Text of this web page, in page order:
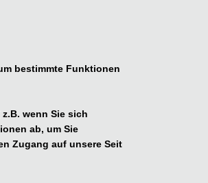
bestimmte Funktionen
wenn Sie sich
ab, um Sie
Zugang auf unsere Seit